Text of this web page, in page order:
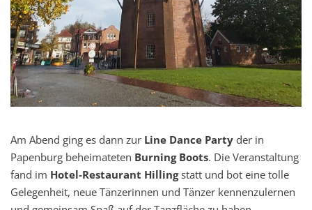
Am Abend ging es dann zur Line Dance Party der in
Papenburg beheimateten Burning Boots. Die Veranstaltung
fand im Hotel-Restaurant Hillingstatt und bot eine tolle
Gelegenheit, neue Tänzerinnen und Tänzer kennenzulernen